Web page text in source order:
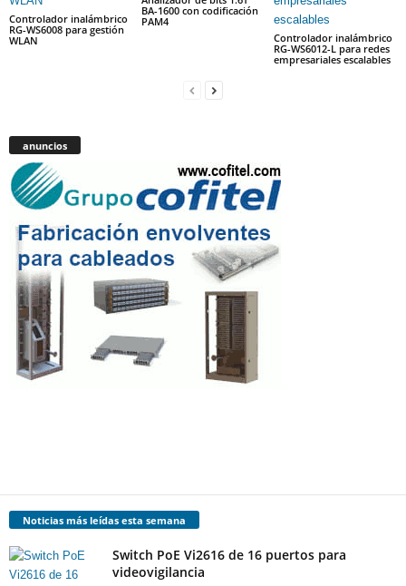
Controlador inalámbrico
RG-WS6008 para gestión
WLAN
BA-1600 con codificación
PAM4
Controlador inalámbrico
RG-WS6012-L para redes
empresariales escalables
anuncios
Noticias más leídas esta semana
Switch PoE Vi2616 de 16 puertos para
videovigilancia